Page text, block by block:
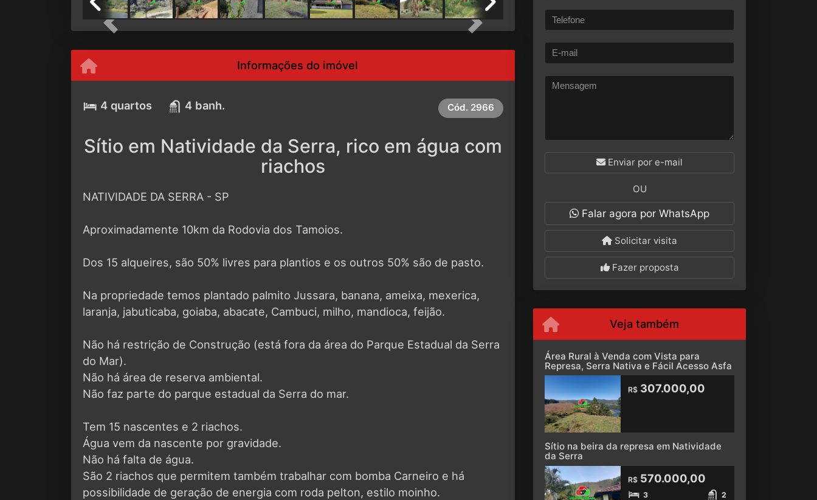
Previous Next
Informações do imóvel
4 quartos 4 banh. Cód. 2966
Sítio em Natividade da Serra, rico em água com
riachos
NATIVIDADE DA SERRA - SP
Aproximadamente 10km da Rodovia dos Tamoios.
Dos 15 alqueires, são 50% livres para plantios e os outros 50% são de pasto.
Na propriedade temos plantado palmito Jussara, banana, ameixa, mexerica,
laranja, jabuticaba, goiaba, abacate, Cambuci, milho, mandioca, feijão.
Não há restrição de Construção (está fora da área do Parque Estadual da Serra
do Mar).
Não há área de reserva ambiental.
Não faz parte do parque estadual da Serra do mar.
Tem 15 nascentes e 2 riachos.
Água vem da nascente por gravidade.
Não há falta de água.
São 2 riachos que permitem também trabalhar com bomba Carneiro e há
possibilidade de geração de energia com roda pelton, estilo moinho.
Enviar por e-mail
OU
Falar agora por WhatsApp
Solicitar visita
Fazer proposta
Veja também
Área Rural à Venda com Vista para
Represa, Serra Nativa e Fácil Acesso Asfa
R$307.000,00
Sítio na beira da represa em Natividade
da Serra
R$570.000,00
3 2